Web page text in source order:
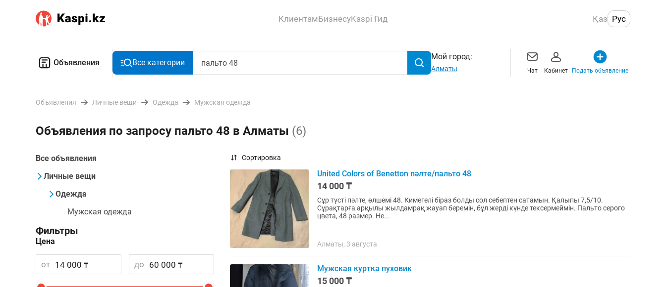
КлиентамБизнесуKaspi Гид Қаз Рус
Объявления Все категории
Мой город:
Алматы Чат Кабинет Подать объявление
Объявления Личные вещи Одежда Мужская одежда
Объявления по запросу пальто 48 в Алматы (6)
Все объявления
Личные вещи
Одежда
Мужская одежда
Фильтры
Цена
от до
Сортировка
United Colors of Benetton пәлте/пальто 48
14 000 ₸
Сұр түсті пәлте, өлшемі 48. Кимегелі біраз болды сол себептен сатамын. Қалыпы 7,5/10.
Сұрақтарға арқылы жылдамрақ жауап беремін, бұл жерді күнде тексермеймін. Пальто серого
цвета, 48 размер. Не...
Алматы, 3 августа
Мужская куртка пуховик
15 000 ₸